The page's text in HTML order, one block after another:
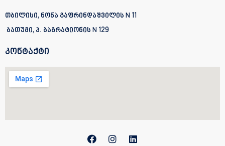
თბილისი, ნონა გაფრინდაშვილის N 11
ბათუმი, პ. ბაგრატიონის N 129
კონტაქტი